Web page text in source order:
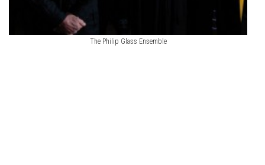
The Philip Glass Ensemble